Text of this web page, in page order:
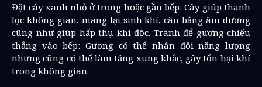
Đặt cây xanh nhỏ ở trong hoặc gần bếp: Cây giúp thanh
lọc không gian, mang lại sinh khí, cân bằng âm dương
cũng như giúp hấp thụ khí độc. Tránh để gương chiếu
thẳng vào bếp: Gương có thể nhân đôi năng lượng
nhưng cũng có thể làm tăng xung khắc, gây tổn hại khí
trong không gian.